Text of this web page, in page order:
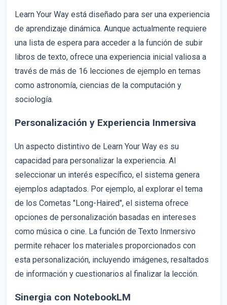
Learn Your Way está diseñado para ser una experiencia
de aprendizaje dinámica. Aunque actualmente requiere
una lista de espera para acceder a la función de subir
libros de texto, ofrece una experiencia inicial valiosa a
través de más de 16 lecciones de ejemplo en temas
como astronomía, ciencias de la computación y
sociología.
Personalización y Experiencia Inmersiva
Un aspecto distintivo de Learn Your Way es su
capacidad para personalizar la experiencia. Al
seleccionar un interés específico, el sistema genera
ejemplos adaptados. Por ejemplo, al explorar el tema
de los Cometas "Long-Haired", el sistema ofrece
opciones de personalización basadas en intereses
como música o cine. La función de Texto Inmersivo
permite rehacer los materiales proporcionados con
esta personalización, incluyendo imágenes, resaltados
de información y cuestionarios al finalizar la lección.
Sinergia con NotebookLM